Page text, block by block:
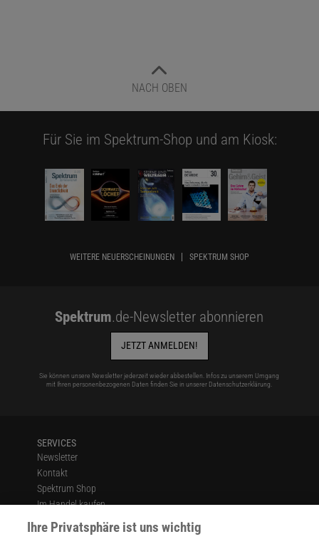
NACH OBEN
Für Sie im Spektrum-Shop und am Kiosk:
WEITERE NEUERSCHEINUNGEN SPEKTRUM SHOP
Spektrum.de-Newsletter abonnieren
JETZT ANMELDEN!
Sie können unsere Newsletter jederzeit wieder abbestellen. Infos zu unserem Umgang
mit Ihren personenbezogenen Daten finden Sie in unserer Datenschutzerklärung.
SERVICES
Newsletter
Kontakt
Spektrum Shop
Im Handel kaufen
Presse
Verträge kündigen
Ihre Privatsphäre ist uns wichtig